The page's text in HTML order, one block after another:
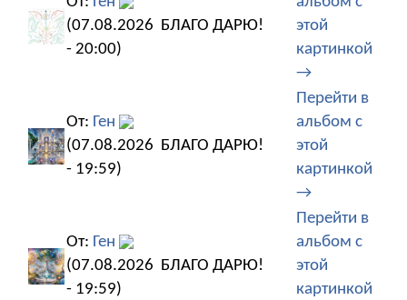
(07.08.2026
- 20:00)
БЛАГО ДАРЮ!
этой
картинкой
→
От: Ген
(07.08.2026
- 19:59)
БЛАГО ДАРЮ!
Перейти в
альбом с
этой
картинкой
→
От: Ген
(07.08.2026
- 19:59)
БЛАГО ДАРЮ!
Перейти в
альбом с
этой
картинкой